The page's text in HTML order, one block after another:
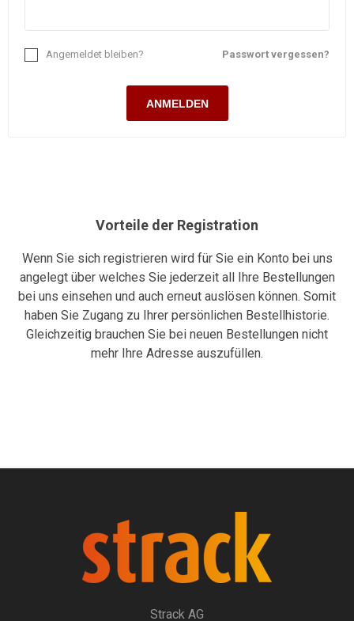
Passwort vergessen?
Angemeldet bleiben?
ANMELDEN
Vorteile der Registration
Wenn Sie sich registrieren wird für Sie ein Konto bei uns
angelegt über welches Sie jederzeit all Ihre Bestellungen
bei uns einsehen und auch erneut auslösen können. Somit
haben Sie Zugang zu Ihrer persönlichen Bestellhistorie.
Gleichzeitig brauchen Sie bei neuen Bestellungen nicht
mehr Ihre Adresse auszufüllen.
Strack AG